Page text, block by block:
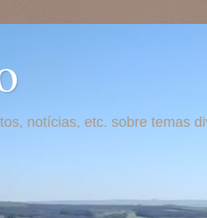
notícias, etc. sobre temas